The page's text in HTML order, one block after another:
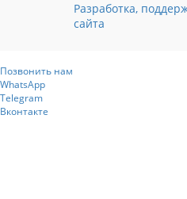
Разработка,
сайта
Позвонить нам
WhatsApp
Telegram
Вконтакте